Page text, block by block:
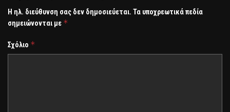
Η ηλ. διεύθυνση σας δεν δημοσιεύεται. Τα υποχρεωτικά πεδία
σημειώνονται με *
Σχόλιο *